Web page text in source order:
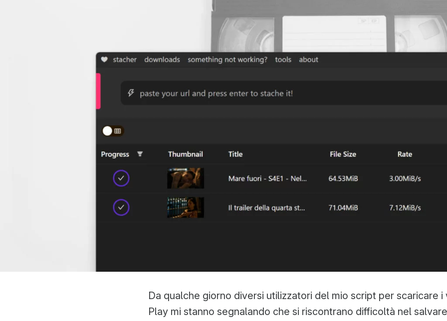
Da qualche giorno diversi utilizzatori del mio script per scaricare i
Play mi stanno segnalando che si riscontrano difficoltà nel